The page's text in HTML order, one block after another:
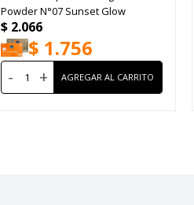
Powder N°07 Sunset Glow
$ 2.066
$ 1.756
- +